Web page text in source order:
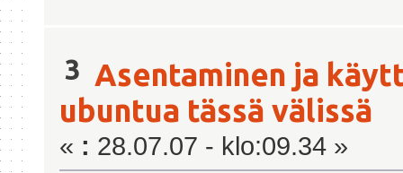
3 Asentaminen ja
ubuntua tässä välissä
« : 28.07.07 - klo:09.34 »